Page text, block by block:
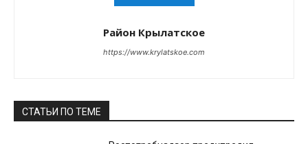
Район Крылатское
https://www.krylatskoe.com
СТАТЬИ ПО ТЕМЕ